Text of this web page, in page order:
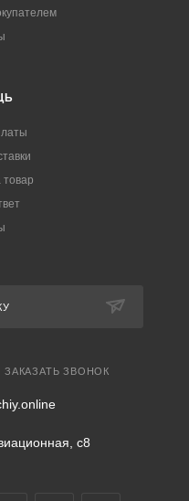
товар
ЗАКАЗАТЬ ЗВОНОК
с8